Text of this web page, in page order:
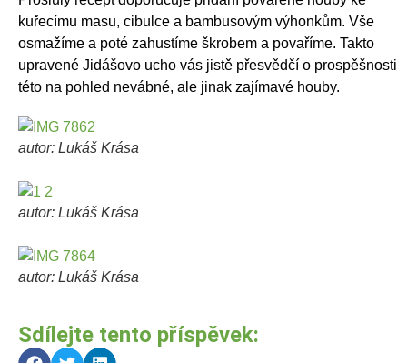
kuřecímu masu, cibulce a bambusovým výhonkům. Vše
osmažíme a poté zahustíme škrobem a povaříme. Takto
upravené Jidášovo ucho vás jistě přesvědčí o prospěšnosti
této na pohled nevábné, ale jinak zajímavé houby.
autor: Lukáš Krása
autor: Lukáš Krása
autor: Lukáš Krása
Sdílejte tento příspěvek: